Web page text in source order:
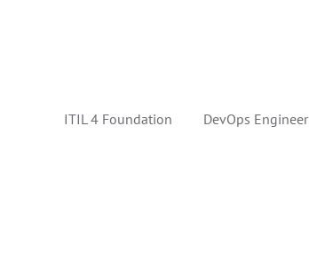
ITIL 4 Foundation DevOps Engineer